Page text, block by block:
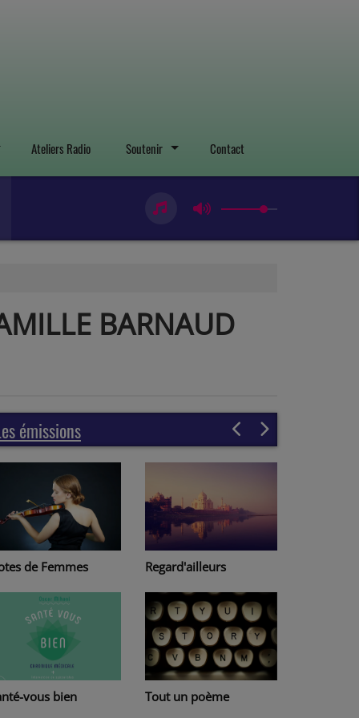
Ateliers Radio Soutenir Contact
BARNAUD
émissions
un poème
Page à page
Lire au Havre